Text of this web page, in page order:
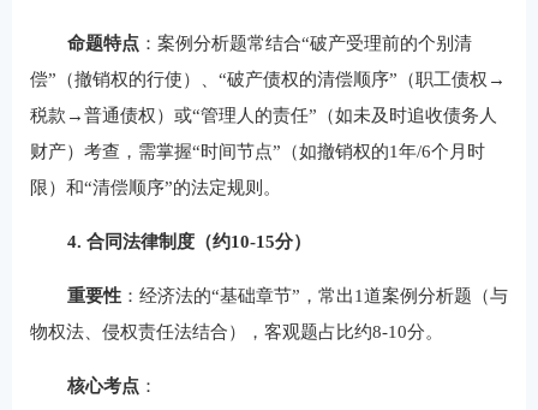
命题特点：案例分析题常结合“破产受理前的个别清
偿”（撤销权的行使）、“破产债权的清偿顺序”（职工债权→
税款→普通债权）或“管理人的责任”（如未及时追收债务人
财产）考查，需掌握“时间节点”（如撤销权的1年/6个月时
限）和“清偿顺序”的法定规则。
4. 合同法律制度（约10-15分）
重要性：经济法的“基础章节”，常出1道案例分析题（与
物权法、侵权责任法结合），客观题占比约8-10分。
核心考点：